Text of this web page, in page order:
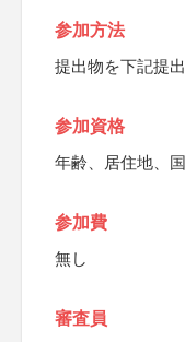
参加方法
提出物を下記提
参加資格
年齢、居住地、
参加費
無し
審査員